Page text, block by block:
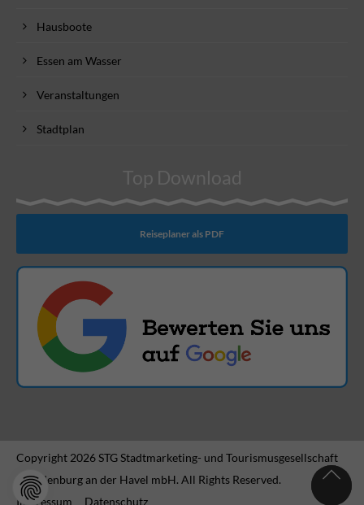
Hausboote
Essen am Wasser
Veranstaltungen
Stadtplan
Top Download
Reiseplaner als PDF
Copyright 2026 STG Stadtmarketing- und Tourismusgesellschaft
Brandenburg an der Havel mbH. All Rights Reserved.
Impressum
Datenschutz